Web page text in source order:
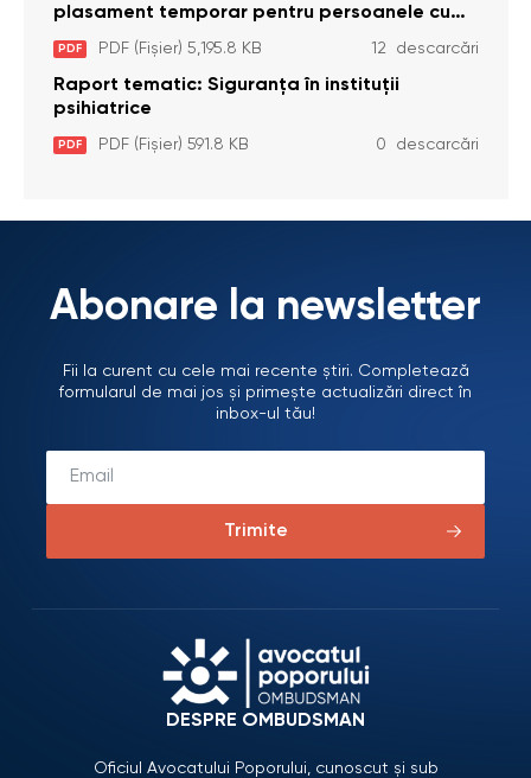
plasament temporar pentru persoanele cu
dizabilități (adulte) Bădiceni, Soroca (11 iunie
2026)
PDF PDF (Fișier) 5,195.8 KB 12 descarcări
Raport tematic: Siguranța în instituții
psihiatrice
PDF PDF (Fișier) 591.8 KB 0 descarcări
Abonare la newsletter
Fii la curent cu cele mai recente știri. Completează
formularul de mai jos și primește actualizări direct în
inbox-ul tău!
Trimite
DESPRE OMBUDSMAN
Oficiul Avocatului Poporului, cunoscut și sub